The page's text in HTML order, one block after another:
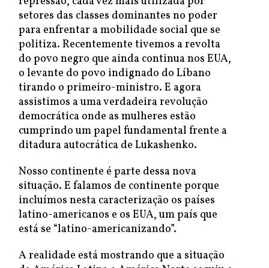
setores das classes dominantes no poder
para enfrentar a mobilidade social que se
politiza. Recentemente tivemos a revolta
do povo negro que ainda continua nos EUA,
o levante do povo indignado do Líbano
tirando o primeiro-ministro. E agora
assistimos a uma verdadeira revolução
democrática onde as mulheres estão
cumprindo um papel fundamental frente a
ditadura autocrática de Lukashenko.
Nosso continente é parte dessa nova
situação. E falamos de continente porque
incluímos nesta caracterização os países
latino-americanos e os EUA, um país que
está se “latino-americanizando”.
A realidade está mostrando que a situação